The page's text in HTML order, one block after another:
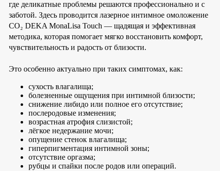
где деликатные проблемы решаются профессионально и с
заботой. Здесь проводится лазерное интимное омоложение
CO₂ DEKA MonaLisa Touch — щадящая и эффективная
методика, которая помогает мягко восстановить комфорт,
чувствительность и радость от близости.
Это особенно актуально при таких симптомах, как:
сухость влагалища;
болезненные ощущения при интимной близости;
снижение либидо или полное его отсутствие;
послеродовые изменения;
возрастная атрофия слизистой;
лёгкое недержание мочи;
опущение стенок влагалища;
гиперпигментация интимной зоны;
отсутствие оргазма;
рубцы и спайки после родов или операций.